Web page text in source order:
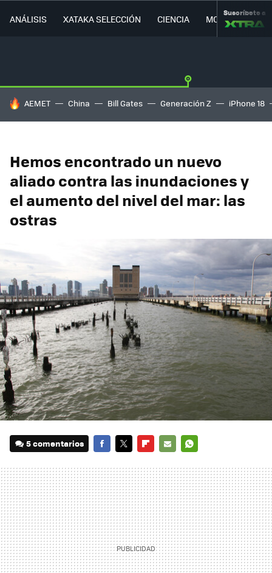
ANÁLISIS XATAKA SELECCIÓN CIENCIA MOVILIDAD
Suscríbete a
HOY SE HABLA DE
AEMET China Bill Gates Generación Z iPhone 18
Hemos encontrado un nuevo
aliado contra las inundaciones y
el aumento del nivel del mar: las
ostras
5 comentarios
MAIL